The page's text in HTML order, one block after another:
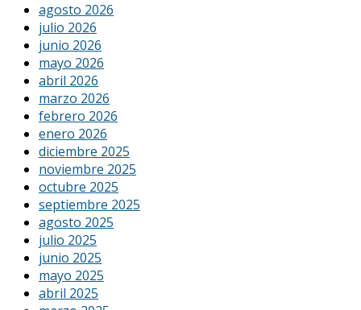
agosto 2026
julio 2026
junio 2026
mayo 2026
abril 2026
marzo 2026
febrero 2026
enero 2026
diciembre 2025
noviembre 2025
octubre 2025
septiembre 2025
agosto 2025
julio 2025
junio 2025
mayo 2025
abril 2025